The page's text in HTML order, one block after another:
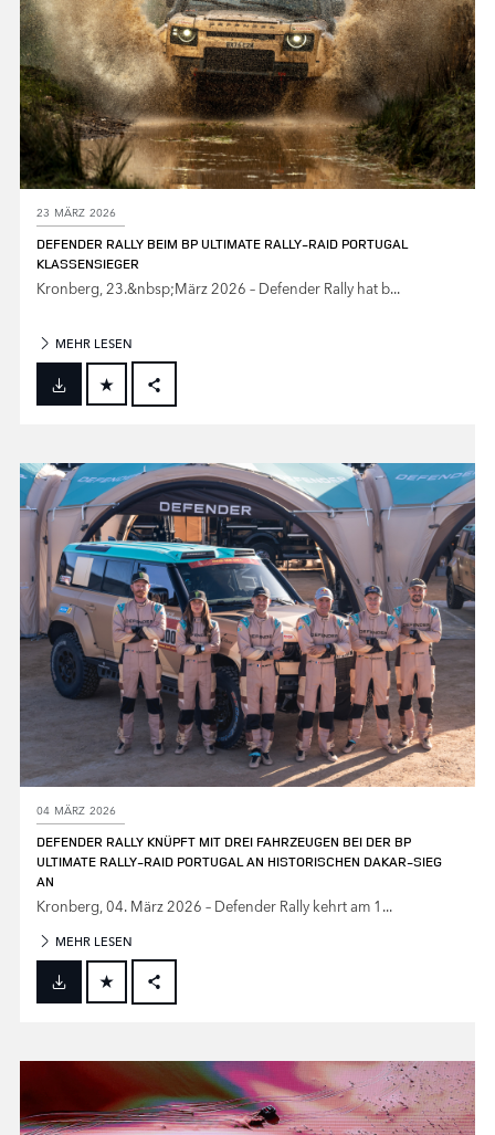
23 MÄRZ 2026
DEFENDER RALLY BEIM BP ULTIMATE RALLY‑RAID PORTUGAL
KLASSENSIEGER
Kronberg, 23.&nbsp;März 2026 – Defender Rally hat b...
MEHR LESEN
FACEBOOK
LINKEDIN
SHARE
04 MÄRZ 2026
DEFENDER RALLY KNÜPFT MIT DREI FAHRZEUGEN BEI DER BP
ULTIMATE RALLY‑RAID PORTUGAL AN HISTORISCHEN DAKAR‑SIEG
AN
Kronberg, 04. März 2026 – Defender Rally kehrt am 1...
MEHR LESEN
FACEBOOK
LINKEDIN
SHARE